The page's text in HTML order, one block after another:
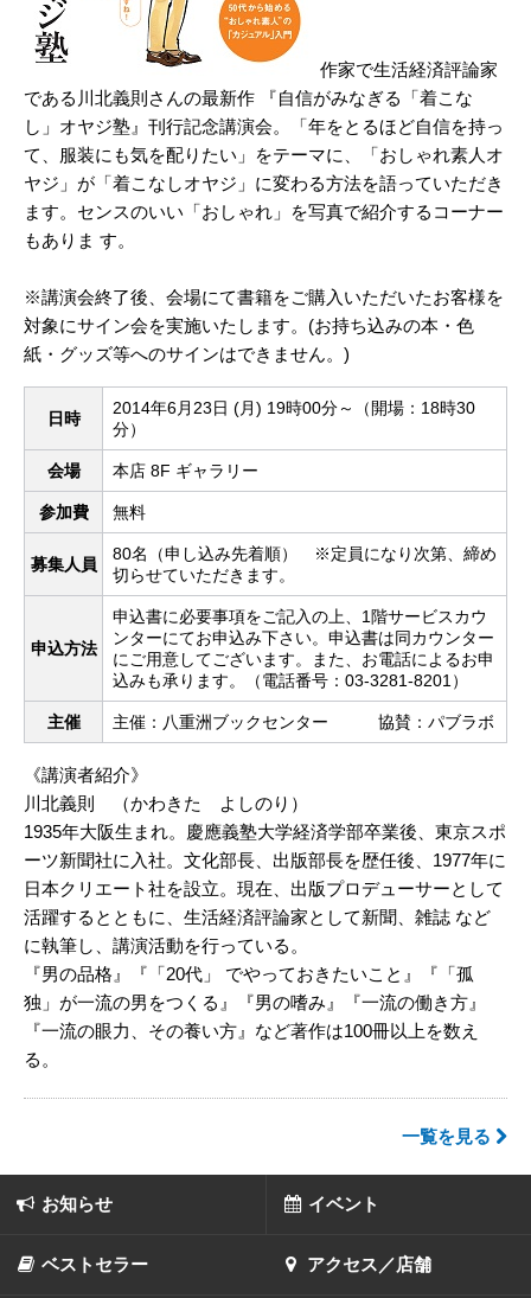
作家で生活経済評論家
である川北義則さんの最新作 『自信がみなぎる「着こな
し」オヤジ塾』刊行記念講演会。「年をとるほど自信を持っ
て、服装にも気を配りたい」をテーマに、「おしゃれ素人オ
ヤジ」が「着こなしオヤジ」に変わる方法を語っていただき
ます。センスのいい「おしゃれ」を写真で紹介するコーナー
もありま す。
※講演会終了後、会場にて書籍をご購入いただいたお客様を
対象にサイン会を実施いたします。(お持ち込みの本・色
紙・グッズ等へのサインはできません。)
日時
2014年6月23日 (月) 19時00分～（開場：18時30
分）
会場 本店 8F ギャラリー
参加費 無料
募集人員
80名（申し込み先着順） ※定員になり次第、締め
切らせていただきます。
申込方法
申込書に必要事項をご記入の上、1階サービスカウ
ンターにてお申込み下さい。申込書は同カウンター
にご用意してございます。また、お電話によるお申
込みも承ります。（電話番号：03-3281-8201）
主催 主催：八重洲ブックセンター 協賛：パブラボ
《講演者紹介》
川北義則 （かわきた よしのり）
1935年大阪生まれ。慶應義塾大学経済学部卒業後、東京スポ
ーツ新聞社に入社。文化部長、出版部長を歴任後、1977年に
日本クリエート社を設立。現在、出版プロデューサーとして
活躍するとともに、生活経済評論家として新聞、雑誌 など
に執筆し、講演活動を行っている。
『男の品格』『「20代」 でやっておきたいこと』『「孤
独」が一流の男をつくる』『男の嗜み』『一流の働き方』
『一流の眼力、その養い方』など著作は100冊以上を数え
る。
一覧を見る
お知らせ イベント
ベストセラー アクセス／店舗